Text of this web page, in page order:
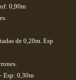
0,90m
de 0,20m. Esp
Esp: 0,30m